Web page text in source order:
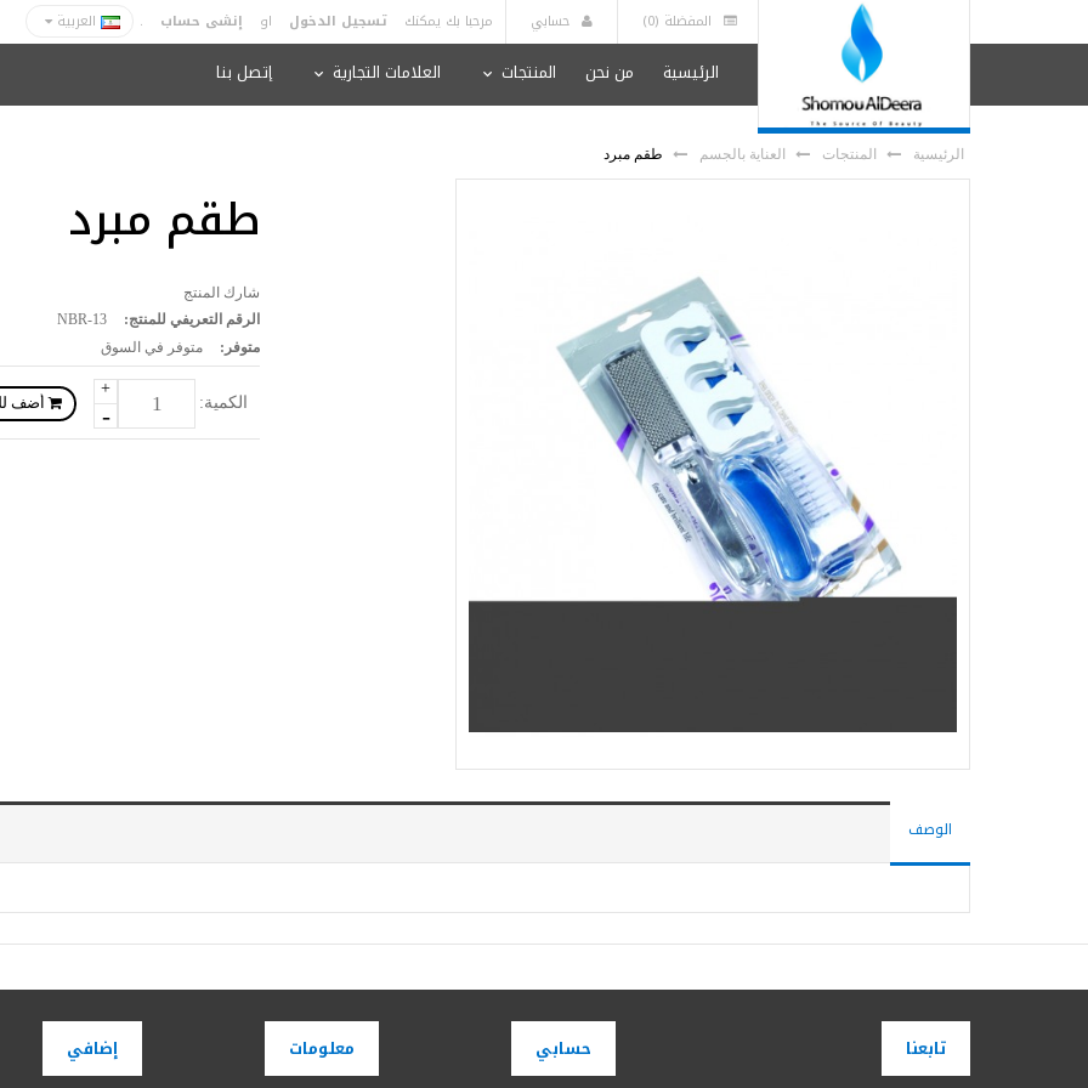
حسابي المفضلة (0) مرحبا بك يمكنك تسجيل الدخول او إنشى حساب . العربية
الرئيسية من نحن المنتجات العلامات التجارية إتصل بنا
الرئيسية المنتجات العناية بالجسم طقم مبرد
طقم مبرد
شارك المنتج
الرقم التعريفي للمنتج:
متوفر:
متوفر في السوق
الكمية:
+
-
الوصف
تابعنا حسابي معلومات إضافي